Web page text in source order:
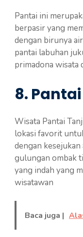
Pantai ini
berpasir yang
dengan birunya
pantai labuhan
primadona wisata
8.
Wisata Pantai
lokasi favorit
dengan
gulungan ombak
yang indah yang
wisatawan
Baca juga |